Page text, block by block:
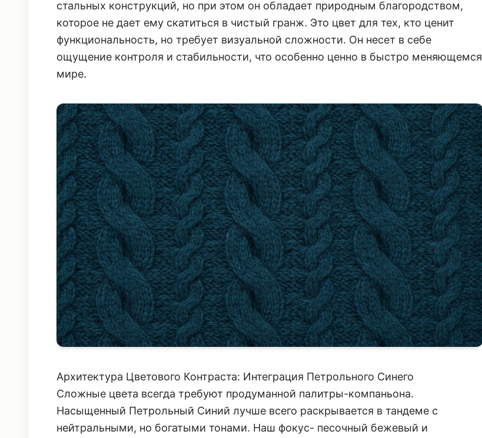
стальных конструкций, но при этом он обладает природным благородством,
которое не дает ему скатиться в чистый гранж. Это цвет для тех, кто ценит
функциональность, но требует визуальной сложности. Он несет в себе
ощущение контроля и стабильности, что особенно ценно в быстро меняющемся
мире.
Архитектура Цветового Контраста: Интеграция Петрольного Синего
Сложные цвета всегда требуют продуманной палитры-компаньона.
Насыщенный Петрольный Синий лучше всего раскрывается в тандеме с
нейтральными, но богатыми тонами. Наш фокус- песочный бежевый и